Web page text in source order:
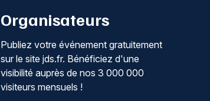
Organisateurs
Publiez votre événement gratuitement
sur le site jds.fr. Bénéficiez d'une
visibilité auprès de nos 3 000 000
visiteurs mensuels !